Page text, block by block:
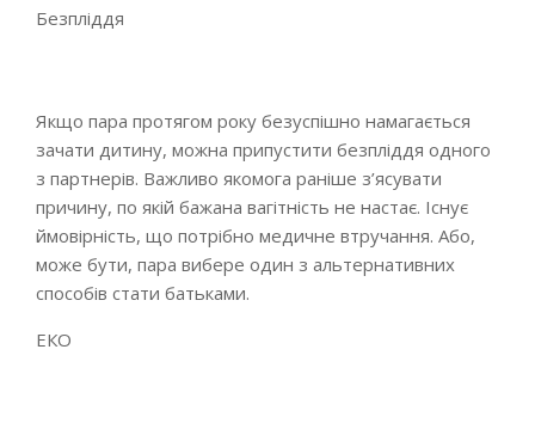
Безпліддя
Якщо пара протягом року безуспішно намагається
зачати дитину, можна припустити безпліддя одного
з партнерів. Важливо якомога раніше з’ясувати
причину, по якій бажана вагітність не настає. Існує
ймовірність, що потрібно медичне втручання. Або,
може бути, пара вибере один з альтернативних
способів стати батьками.
ЕКО